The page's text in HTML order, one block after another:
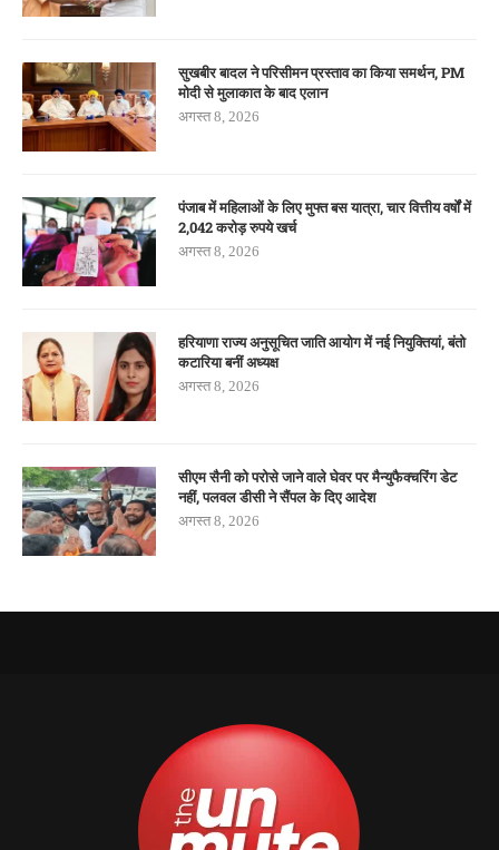
सुखबीर बादल ने परिसीमन प्रस्ताव का किया समर्थन, PM
मोदी से मुलाकात के बाद एलान
अगस्त 8, 2026
पंजाब में महिलाओं के लिए मुफ्त बस यात्रा, चार वित्तीय वर्षों में
2,042 करोड़ रुपये खर्च
अगस्त 8, 2026
हरियाणा राज्य अनुसूचित जाति आयोग में नई नियुक्तियां, बंतो
कटारिया बनीं अध्यक्ष
अगस्त 8, 2026
सीएम सैनी को परोसे जाने वाले घेवर पर मैन्युफैक्चरिंग डेट
नहीं, पलवल डीसी ने सैंपल के दिए आदेश
अगस्त 8, 2026